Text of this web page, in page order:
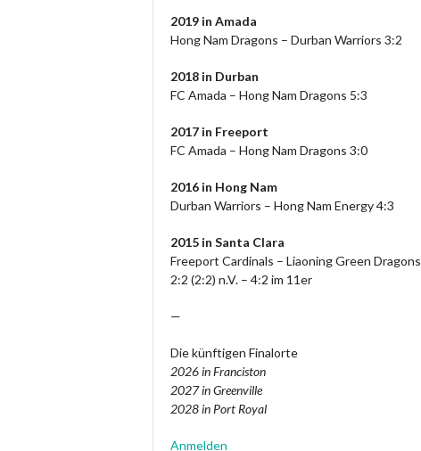
2019 in Amada
Hong Nam Dragons – Durban Warriors 3:2
2018 in Durban
FC Amada – Hong Nam Dragons 5:3
2017 in Freeport
FC Amada – Hong Nam Dragons 3:0
2016 in Hong Nam
Durban Warriors – Hong Nam Energy 4:3
2015 in Santa Clara
Freeport Cardinals – Liaoning Green Dragons
2:2 (2:2) n.V. – 4:2 im 11er
—
Die künftigen Finalorte
2026 in Franciston
2027 in Greenville
2028 in Port Royal
Anmelden